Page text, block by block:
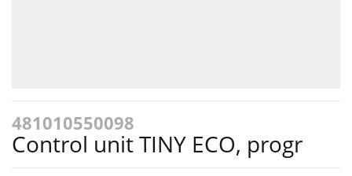
481010550098
Control unit TINY ECO, progr